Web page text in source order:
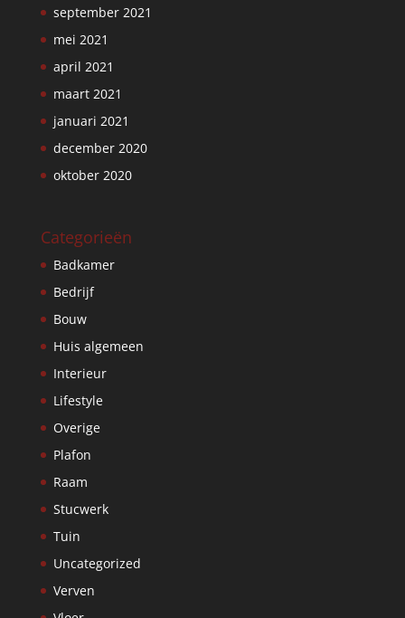
september 2021
mei 2021
april 2021
maart 2021
januari 2021
december 2020
oktober 2020
Categorieën
Badkamer
Bedrijf
Bouw
Huis algemeen
Interieur
Lifestyle
Overige
Plafon
Raam
Stucwerk
Tuin
Uncategorized
Verven